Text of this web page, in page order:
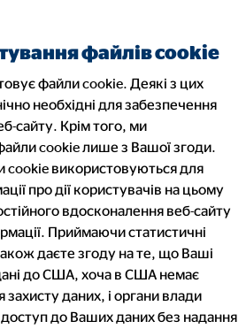
файлів cookie
файли cookie. Деякі з цих
необхідні для забезпечення
сайту. Крім того, ми
cookie лише з Вашої згоди.
cookie використовуються для
про дії користувачів на цьому
вдосконалення веб-сайту
Приймаючи статистичні
даєте згоду на те, що Ваші
до США, хоча в США немає
захисту даних, і органи влади
до Ваших даних без надання